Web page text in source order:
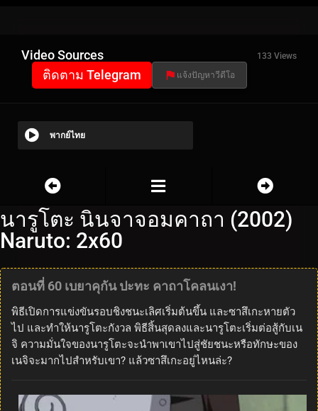
Video Sources 133 Views
ติดตาม Telegram แจ้งปัญหาวีดีโอ
พากย์ไทย
นารูโตะ นินจาจอมคาถา (2002)
Naruto: 2x60
ตอนที่ 60 เบยาคุกัน ปะทะ คาถาโคลนเงา!
พิธีเปิดการแข่งขันรอบชิงชนะเลิศเริ่มต้นขึ้น และซาสึเกะหายตัว
ไป และทำให้นารูโตะกังวล พิธีสิ้นสุดลงและนารูโตะเริ่มต่อสู้กับเน
จิ ความมั่นใจของนารูโตะจะนำพาเขาไปสู่ชัยชนะหรือทักษะของ
เนจิจะมากไปสำหรับเขา? แล้วซาสึเกะอยู่ไหนล่ะ?